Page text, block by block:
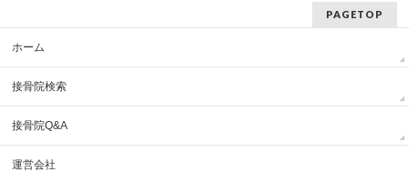
PAGETOP
ホーム
接骨院検索
接骨院Q&A
運営会社